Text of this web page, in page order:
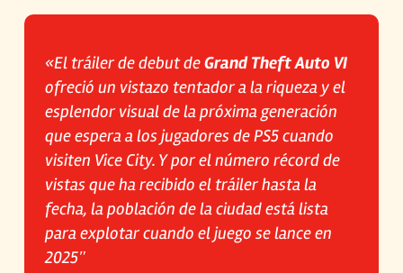
«El tráiler de debut deGrand Theft Auto VI
ofreció un vistazo tentador a la riqueza y el
esplendor visual de la próxima generación
que espera a los jugadores de PS5 cuando
visiten Vice City. Y por el número récord de
vistas que ha recibido el tráiler hasta la
fecha, la población de la ciudad está lista
para explotar cuando el juego se lance en
2025″